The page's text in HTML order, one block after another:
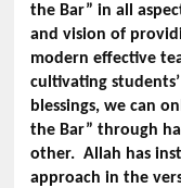
the Bar” in all
and vision of
modern effective
cultivating
blessings, we can
the Bar” through
other. Allah has
approach in the